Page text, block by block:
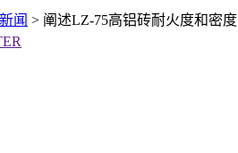
闻 > 阐述LZ-75高铝砖耐火度和密度